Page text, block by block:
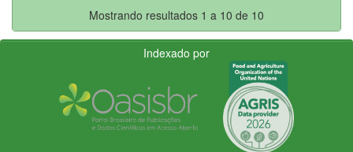
Mostrando resultados 1 a 10 de 10
Indexado por